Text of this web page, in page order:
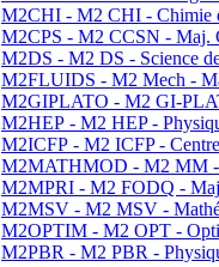
M2CHI - M2 CHI - Chimie
M2CPS - M2 CCSN - Maj.
M2DS - M2 DS - Science
M2FLUIDS - M2 Mech -
M2GIPLATO - M2 GI-
M2HEP - M2 HEP -
M2ICFP - M2 ICFP -
M2MATHMOD - M2 MM -
M2MPRI - M2 FODQ -
M2MSV - M2 MSV -
M2OPTIM - M2 OPT -
M2PBR - M2 PBR -